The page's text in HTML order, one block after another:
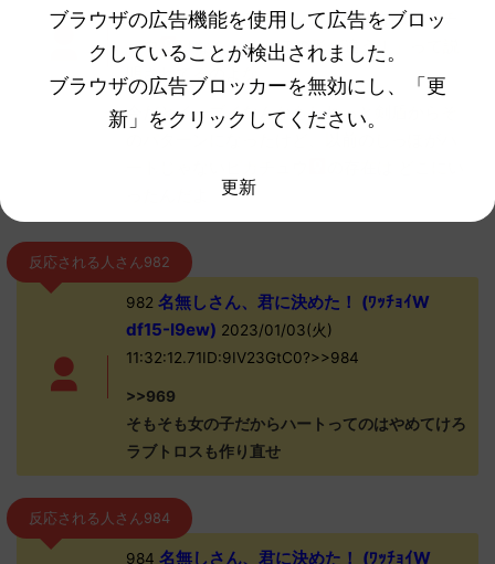
ホームページ見ると「シンオウ地方のピカチ
ュウ
はなんとしっぽの形が違う！」って説
明されてるのよな
今だとイーブイなんかもしれっと剣盾からそ
反応される人さん982
982 名無しさん、君に決めた！ (ﾜｯﾁｮｲW
df15-I9ew) 2023/01/03(火)
11:32:12.71ID:9IV23GtC0?>>984
>>969
そもそも女の子だからハートってのはやめてけろ
ラブトロスも作り直せ
反応される人さん984
984 名無しさん、君に決めた！ (ﾜｯﾁｮｲW
ブラウザの広告機能を使用して広告をブロッ
クしていることが検出されました。
ブラウザの広告ブロッカーを無効にし、「更
新」をクリックしてください。
更新